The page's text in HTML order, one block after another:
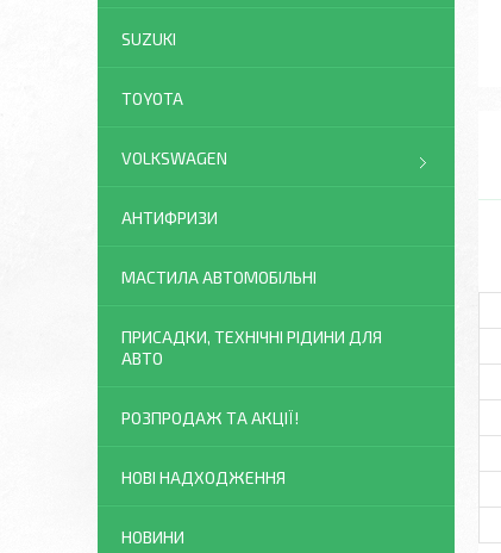
SUZUKI
TOYOTA
VOLKSWAGEN
АНТИФРИЗИ
МАСТИЛА АВТОМОБІЛЬНІ
ПРИСАДКИ, ТЕХНІЧНІ РІДИНИ ДЛЯ
АВТО
РОЗПРОДАЖ ТА АКЦІЇ!
НОВІ НАДХОДЖЕННЯ
НОВИНИ